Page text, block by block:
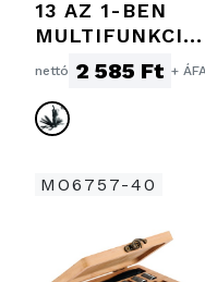
13 AZ 1-BEN
MULTIFUNKCIÓ
S KÉS
nettó 2 585 Ft +
MO6757-40